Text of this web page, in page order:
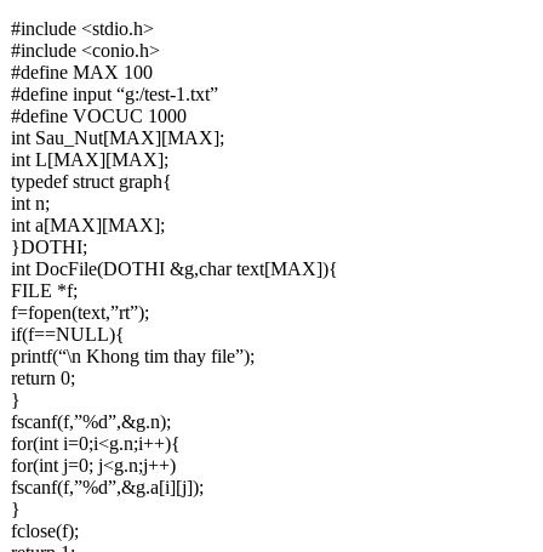
#include <stdio.h>
#include <conio.h>
#define MAX 100
#define input “g:/test-1.txt”
#define VOCUC 1000
int Sau_Nut[MAX][MAX];
int L[MAX][MAX];
typedef struct graph{
int n;
int a[MAX][MAX];
}DOTHI;
int DocFile(DOTHI &g,char text[MAX]){
FILE *f;
f=fopen(text,”rt”);
if(f==NULL){
printf(“\n Khong tim thay file”);
return 0;
}
fscanf(f,”%d”,&g.n);
for(int i=0;i<g.n;i++){
for(int j=0; j<g.n;j++)
fscanf(f,”%d”,&g.a[i][j]);
}
fclose(f);